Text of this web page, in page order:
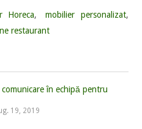
Horeca, mobilier personalizat,
restaurant
comunicare în echipă pentru
19, 2019